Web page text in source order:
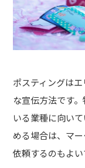
ポスティングは
な宣伝方法です
いる業種に向い
める場合は、マ
依頼するのもよい